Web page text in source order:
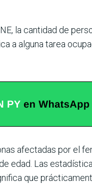
la cantidad de
a alguna tarea
afectadas por el
edad. Las
que